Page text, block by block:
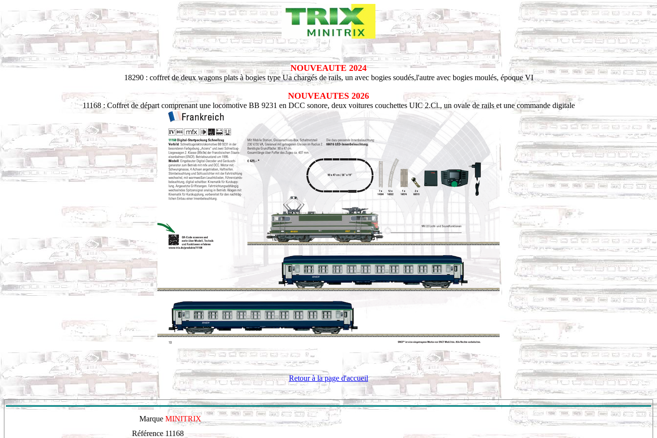
NOUVEAUTE 2024
18290 : coffret de deux wagons plats à bogies type Ua chargés de rails, un avec bogies soudés,l'autre avec bogies moulés, époque VI
NOUVEAUTES 2026
11168 : Coffret de départ comprenant une locomotive BB 9231 en DCC sonore, deux voitures couchettes UIC 2.Cl., un ovale de rails et une commande digitale
Retour à la page d'accueil
Marque MINITRIX
Référence 11168